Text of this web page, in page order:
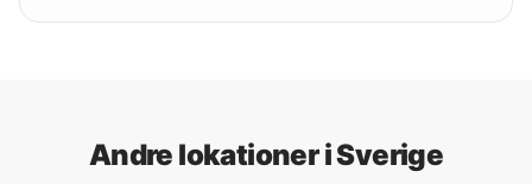
Andre lokationer i Sverige